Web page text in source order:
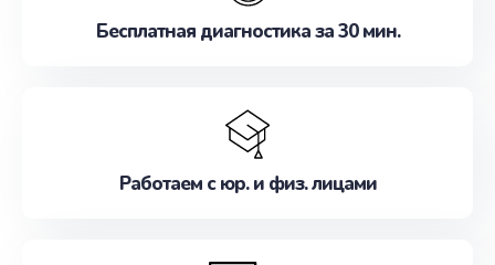
Бесплатная диагностика за 30 мин.
Работаем с юр. и физ. лицами